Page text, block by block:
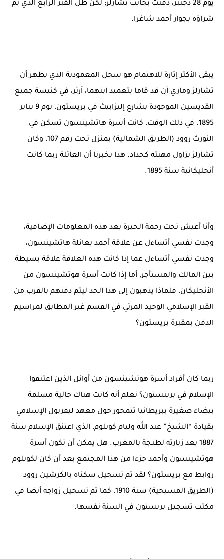
يوم 28 دجنبر، دُفنت بجانب تشارلز؛ لكن ظل القبر الرابع الذي تم
شراؤه بجوار أحمد شاغرا.
يبقى الأكثر إثارة للاهتمام هو سجل المعمودية الذي يظهر أن
تشارلز وماري آن قد قاما بتعميد ابنهما، آرثر، في كنيسة جميع
القديسين الموجودة بشارع إليزابيث في بريستون، يوم 9 يناير
1895. في ذلك الوقت، كانت أسرة هاتشينسون تسكن في
النورث روود (الطريق الشمالية) بمنزل تحت رقم 107، وكان
تشارلز يزاول مهنته كحداد. هذا يخبرنا أن العائلة ربما كانت
أنجليكانية سنة 1895.
وأنا أعيش تحت رحمة الحيرة بعد هذه المعلومات الإضافية،
وجدت نفسي أتساءل عن علاقة أحمد بعائلة هاتشينسون،
وجدت نفسي أتساءل عما إذا كانت هذه العلاقة علاقة بسيطة
بين المالك والمستأجر، أما إذا كانت أسرة هوتشينسون من
الأنجليكان، فلماذا يذهبون إلى هذا الحد ليتم دفنهم بالقرب من
القبر الإسلامي الوحيد المرئي في القسم غير المطابق لمراسيم
الدفن بمقبرة بريستون؟
ربما كان أفراد أسرة هوتشينسون من أوائل الذين اعتنقوا
الإسلام في برينستون؟ نعلم أنه كانت هناك جالية مسلمة
بيضاء صغيرة ببريطانيا تتمحور حول معهد ليفربول الإسلامي
بقيادة “الشيخ” عبد الله وليام كويلوم، الذي اعتنق الإسلام سنة
1887 بعد زيارته لطنجة بالمغرب. هل يمكن أن تكون أسرة
هوتشينسون وأحمد جزءا من هذا المجتمع بعد أن كان لكويلوم
روابط مع بريستون؟ لقد تم تسجيل سكناه بالكرشين روود
(الطريق المسيحية) سنة 1910، كما تم تسجيل زواجه أيضا في
مكتب تسجيل بريستون في السنة نفسها.